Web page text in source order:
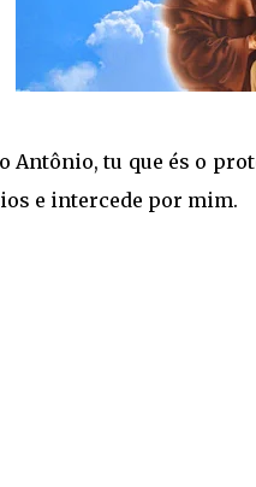
Antônio,tu que és o
e intercede por mim.